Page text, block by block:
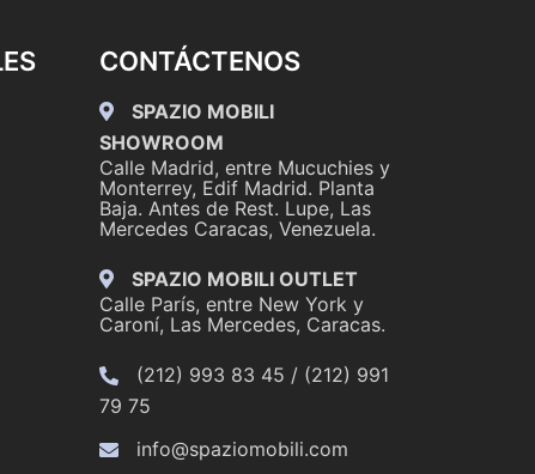
CONTÁCTENOS
SPAZIO MOBILI
SHOWROOM
Calle Madrid, entre Mucuchies y
Monterrey, Edif Madrid. Planta
Baja. Antes de Rest. Lupe, Las
Mercedes Caracas, Venezuela.
SPAZIO MOBILI OUTLET
Calle París, entre New York y
Caroní, Las Mercedes, Caracas.
(212) 993 83 45 / (212) 991
79 75
info@spaziomobili.com